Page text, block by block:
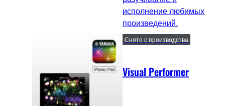
исполнение любимых
произведений.
Visual Performer
Снято с производства